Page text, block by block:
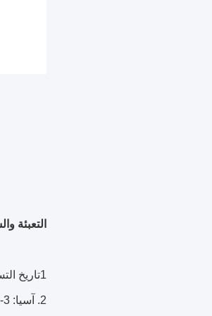
التعبئة
1تاريخ التسليم: 5 أيام للإنتاج الجماعي
2. آسيا: 3-7 أيام للوصول ؛ غيرها: 15-30 أيام للوصول.